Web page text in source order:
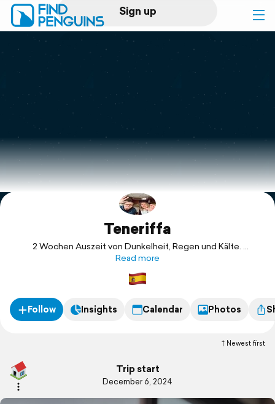
Sign up
Log in
Print a book
Flyover video
Explore
Teneriffa
2 Wochen Auszeit von Dunkelheit, Regen und Kälte.
Unser zweiter Besuch auf der Insel und es hat unser wieder
sehr gut gefallen.
Read more
Follow Insights Calendar Photos
Newest first
Trip start
December 6, 2024